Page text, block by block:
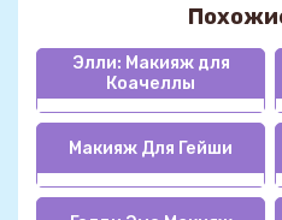
Элли: Макияж для
Коачеллы
Макияж Для Гейши